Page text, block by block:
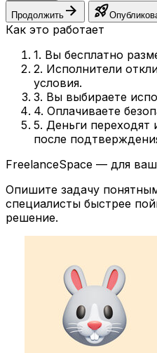
Продолжить arrow_forward rocket_launch
Как это работает
1. Вы бесплатно
2. Исполнители
условия.
3. Вы выбираете
4. Оплачиваете
5. Деньги переходят
после
FreelanceSpace — для
Опишите задачу
специалисты быстрее
решение.